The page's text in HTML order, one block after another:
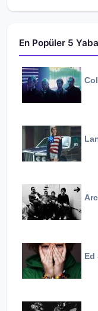
En Popüler 5
Ed